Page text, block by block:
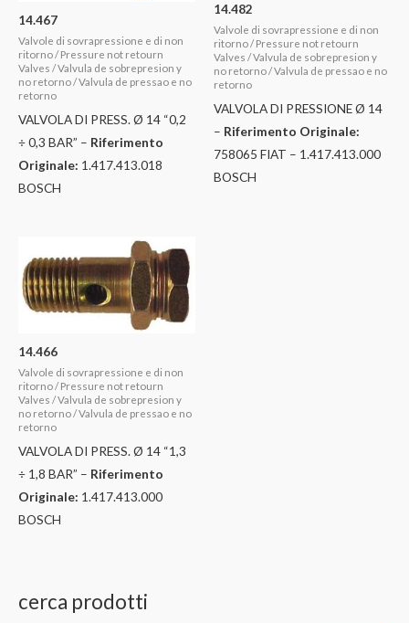
14.467
Valvole di sovrapressione e di non
ritorno / Pressure not retourn
Valves / Valvula de sobrepresion y
no retorno / Valvula de pressao e no
retorno
VALVOLA DI PRESS. Ø 14 “0,2
÷ 0,3 BAR” – Riferimento
Originale: 1.417.413.018
BOSCH
14.482
Valvole di sovrapressione e di non
ritorno / Pressure not retourn
Valves / Valvula de sobrepresion y
no retorno / Valvula de pressao e no
retorno
VALVOLA DI PRESSIONE Ø 14
– Riferimento Originale:
758065 FIAT – 1.417.413.000
BOSCH
14.466
Valvole di sovrapressione e di non
ritorno / Pressure not retourn
Valves / Valvula de sobrepresion y
no retorno / Valvula de pressao e no
retorno
VALVOLA DI PRESS. Ø 14 “1,3
÷ 1,8 BAR” – Riferimento
Originale: 1.417.413.000
BOSCH
cerca prodotti